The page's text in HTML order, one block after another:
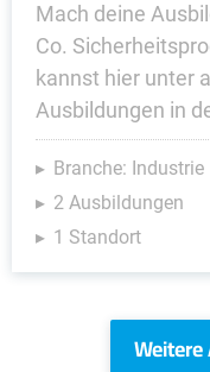
Mach deine
Co.
kannst hier unter
Ausbildungen in
Branche: Industrie
2 Ausbildungen
1 Standort